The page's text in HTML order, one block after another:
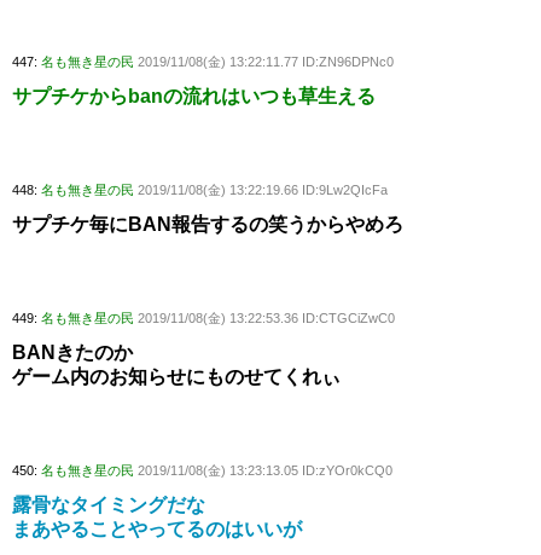
447: 名も無き星の民 2019/11/08(金) 13:22:11.77 ID:ZN96DPNc0
サプチケからbanの流れはいつも草生える
448: 名も無き星の民 2019/11/08(金) 13:22:19.66 ID:9Lw2QIcFa
サプチケ毎にBAN報告するの笑うからやめろ
449: 名も無き星の民 2019/11/08(金) 13:22:53.36 ID:CTGCiZwC0
BANきたのか
ゲーム内のお知らせにものせてくれぃ
450: 名も無き星の民 2019/11/08(金) 13:23:13.05 ID:zYOr0kCQ0
露骨なタイミングだな
まあやることやってるのはいいが